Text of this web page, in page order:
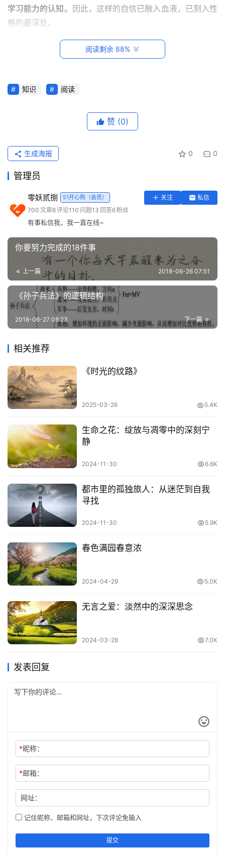
首
一
用
工
答
专
常
网
登录
学习能力的认知。 因此，这样的自信已融入血液，已刻入性
格的最深处。
或许我们能从下面这14条商业法则中，对这位日本首富的成
功秘诀窥探一二。
Tip 1：人生蓝图
话。孙正义19岁时制定了人生规划：20岁开始扬名，30岁
业，60岁开始传给下一代。
孙正义会在新年来临时制定自己的年度规划，每过几个月便
会逐项检查自己正在进行的项目的问题所在，然后他会将核
查结果打印出来随身携带，早晚上下班的时候拿出来看看。
这样，孙正义就在那项50年规划的基础上，持续思考自己
Tip 2：70%法则
如果觉得自己在某项事业上有90%的概率获得成功，可能已
经有同样有把握的竞争对手存在，这时动手为时已晚。
如果成功率在50%，就市场的生命周期而言，可能时机尚
早，同时也意味着自家企业与竞争对手相比并未处于绝对优
势的地位，业内第三方将无法判断应当追随哪一方。
因此， 70%的成功率是个重要的参考指标。
Tip 3：做出1000套商业计划后再来
和悲观三套方案，但孙正义认为三套商业计划不够，需要
“1000套”。
新兴市场没人知道竞争对手会采取什么样的商业战略，可能
性不胜枚举，只有找出方案的主轴，即用户获得率、客单
价、设备投资额、用户获得成本等前提数据，才能摸索出正
确的答案。
孙正义总是先设定好最终目标，再通过倒推确定过渡目标，
然后才开始迈步。 “要实现某项目标，在目标的前一阶段要
做到什么，而要做到这一点，又要在它的前一阶段做到什
么。”
Tip 5：提供自己认可的产品
机，孙正义都会亲自了解一番，只有那些能被他认可的型号
一味追求己方利益，缺乏令对方
Tip 6：10秒内想不清楚的事先不做
孙正义进行决策时，总会瞬间做出结论。不过有时他也会因
一时“无法决定”而将相关事项暂时搁置。经营者如果思考良
久依然无法得出结论，还是不要给出结论的好。
在他看来，无法立即决定是存在决策所需的关键资料，所以
这时，他会让下属收集、准备所需要的材料，以便作出正确
阅读剩余 88%
知识 阅读
赞 (0)
0 0
生成海报
管理员
零妖贰捌 51开心购（会员） 关注
私信
700 文章6评论110 问题13 回答6粉丝
有事私信我，我一直在线~
你要努力完成的18件事
上一篇 2018-06-26 07:51
《孙子兵法》的逻辑结构
下一篇
2018-06-27 08:23
相关推荐
《时光的纹路》
2025-03-26 5.4K
生命之花：绽放与凋零中的深刻宁
静
2024-11-30 6.6K
都市里的孤独旅人：从迷茫到自我
寻找
2024-11-30 5.9K
春色满园春意浓
2024-04-29 5.0K
无言之爱：淡然中的深深思念
2024-03-28 7.0K
发表回复
*昵称：
*邮箱：
网址：
记住昵称、邮箱和网址，下次评论免输入
提交